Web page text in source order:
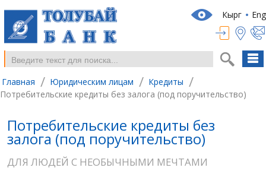
Eng
Кырг
Главная / Юридическим лицам / Кредиты /
Потребительские кредиты без залога (под поручительство)
Потребительские кредиты без
залога (под поручительство)
ДЛЯ ЛЮДЕЙ С НЕОБЫЧНЫМИ МЕЧТАМИ